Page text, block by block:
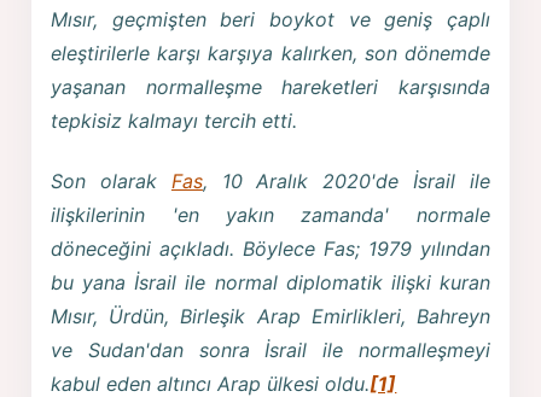
Mısır, geçmişten beri boykot ve geniş çaplı
eleştirilerle karşı karşıya kalırken, son dönemde
yaşanan normalleşme hareketleri karşısında
tepkisiz kalmayı tercih etti.
Son olarak Fas, 10 Aralık 2020'de İsrail ile
ilişkilerinin 'en yakın zamanda' normale
döneceğini açıkladı. Böylece Fas; 1979 yılından
bu yana İsrail ile normal diplomatik ilişki kuran
Mısır, Ürdün, Birleşik Arap Emirlikleri, Bahreyn
ve Sudan'dan sonra İsrail ile normalleşmeyi
kabul eden altıncı Arap ülkesi oldu.[1]